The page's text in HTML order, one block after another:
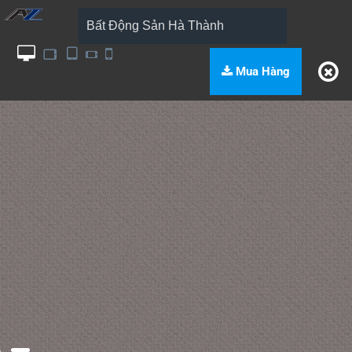
Bất Động Sản Hà Thành
Mua Hàng